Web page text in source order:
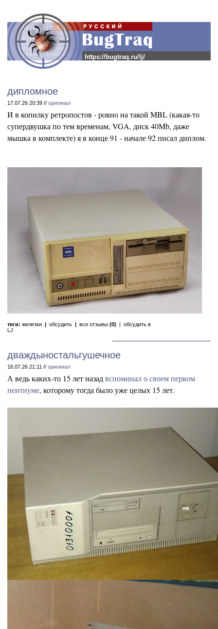
https://bugtraq.ru/lj/
дипломное
17.07.26 20:39 // оригинал
И в копилку ретропостов - ровно на такой MBL (какая-то
супердвушка по тем временам, VGA, диск 40Mb, даже
мышка в комплекте) я в конце 91 - начале 92 писал диплом.
теги: железки | обсудить | все отзывы (0) | обсудить в
LJ
дваждыностальгушечное
16.07.26 21:11 // оригинал
А ведь каких-то 15 лет назадвспоминал о своем первом
пентиуме, которому тогда было уже целых 15 лет.